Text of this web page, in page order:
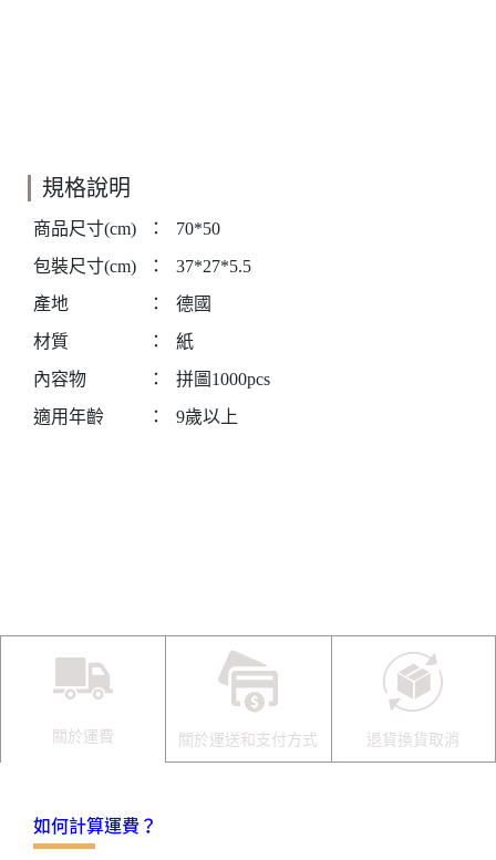
規格說明
商品尺寸(cm) ：
70*50
包裝尺寸(cm)
：
37*27*5.5
產地
：
德國
材質
：
紙
內容物
：
拼圖1000pcs
適用年齡
： 9歲以上
關於運費 關於運送和支付方式 退貨換貨取消
如何計算運費？